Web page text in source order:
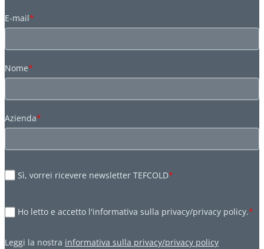
E-mail*
Nome*
Azienda*
Sì, vorrei ricevere newsletter TEFCOLD*
Ho letto e accetto l'informativa sulla privacy/privacy policy.*
Leggi la nostra informativa sulla privacy/privacy policy